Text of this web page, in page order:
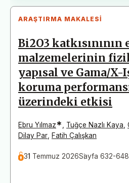
ARAŞTIRMA MAKALESI
Bi2O3
malzemelerinin
yapısal ve Gama/X-
koruma
üzerindeki etkisi
Ebru Yılmaz* Tuğçe Nazlı Kaya
Dilay Par Fatih Çalışkan
31 Temmuz 2026Sayfa 632-648